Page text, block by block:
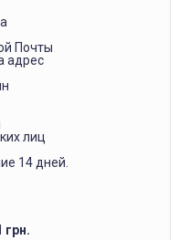
Почты
адрес
лиц
14 дней.
грн.